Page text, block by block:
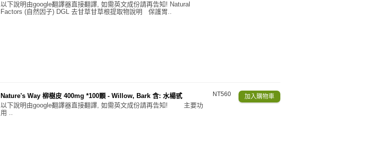
以下說明由google翻譯器直接翻譯, 如需英文成份請再告知! Natural
Factors (自然因子) DGL 去甘草甘草根提取物說明 保護胃..
NT560
Nature's Way 柳樹皮 400mg *100顆 - Willow, Bark 含: 水楊甙
以下說明由google翻譯器直接翻譯, 如需英文成份請再告知! 主要功
用 ..